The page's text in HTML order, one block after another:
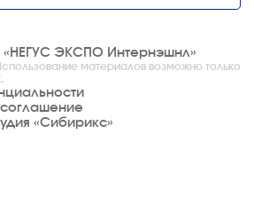
ЭКСПО Интернэшнл»
материалов возможно только
«Сибирикс»